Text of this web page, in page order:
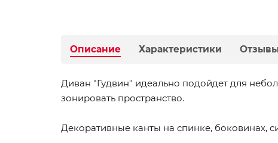
Описание Характеристики Отзывы
Диван "Гудвин" идеально подойдет для
зонировать пространство.
Декоративные канты на спинке, боковинах,